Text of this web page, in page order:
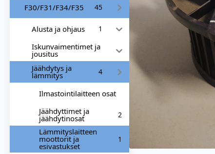
F30/F31/F34/F35 45
Alusta ja ohjaus 1
Iskunvaimentimet ja
jousitus
Jäähdytys ja
lämmitys 4
Ilmastointilaitteen osat
Jäähdyttimet ja
jäähdytinosat 2
Lämmityslaitteen
moottorit ja
esivastukset
1